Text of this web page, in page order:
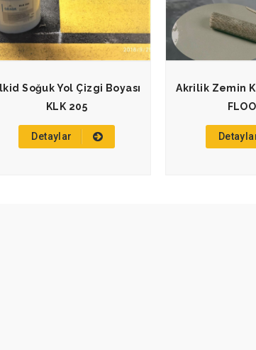
Soğuk Yol Çizgi Boyası
KLK 205
Detaylar
Akrilik Zemin